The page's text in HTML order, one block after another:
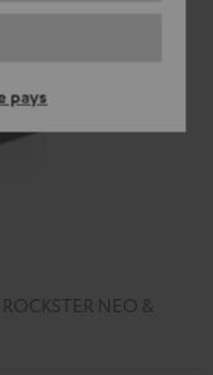
pays
NEO &